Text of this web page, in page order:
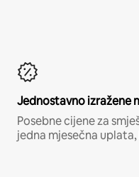
Jednostavno izražene
Posebne cijene za
jedna mjesečna